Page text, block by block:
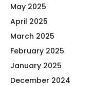
May 2025
April 2025
March 2025
February 2025
January 2025
December 2024